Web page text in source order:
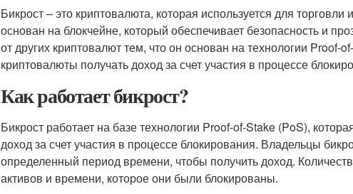
Бикрост – это криптовалюта, которая используется для
основан на блокчейне, который обеспечивает безопасность и
от других криптовалют тем, что он основан на технологии Proof-
криптовалюты получать доход за счет участия в процессе
Как работает бикрост?
Бикрост работает на базе технологии Proof-of-Stake (PoS),
доход за счет участия в процессе блокирования. Владельцы
определенный период времени, чтобы получить доход.
активов и времени, которое они были блокированы.